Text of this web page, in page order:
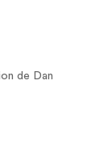
de Dan